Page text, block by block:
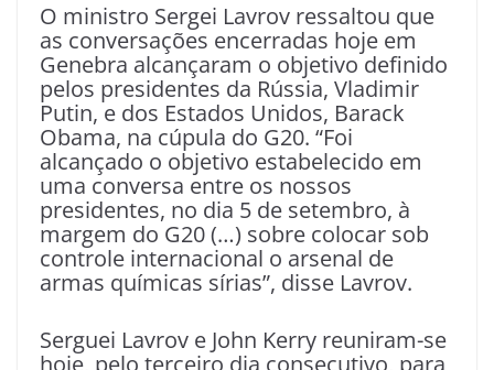
O ministro Sergei Lavrov ressaltou que
as conversações encerradas hoje em
Genebra alcançaram o objetivo definido
pelos presidentes da Rússia, Vladimir
Putin, e dos Estados Unidos, Barack
Obama, na cúpula do G20. “Foi
alcançado o objetivo estabelecido em
uma conversa entre os nossos
presidentes, no dia 5 de setembro, à
margem do G20 (…) sobre colocar sob
controle internacional o arsenal de
armas químicas sírias”, disse Lavrov.
Serguei Lavrov e John Kerry reuniram-se